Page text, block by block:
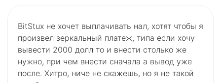
BitStux не хочет выплачивать нал, хотят чтобы я
произвел зеркальный платеж, типа если хочу
вывести 2000 долл то и внести столько же
нужно, при чем внести сначала а вывод уже
после. Хитро, ниче не скажешь, но я не такой